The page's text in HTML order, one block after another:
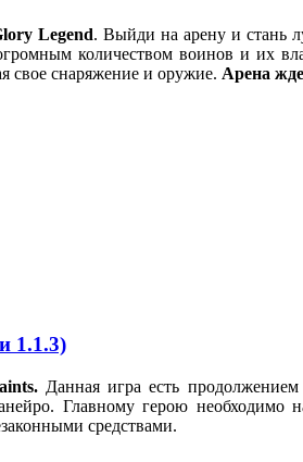
Legend. Выйди на арену и стань
количеством воинов и их
свое снаряжение и оружие. Арена
1.1.3)
. Данная игра есть
Главному герою необходимо
средствами.